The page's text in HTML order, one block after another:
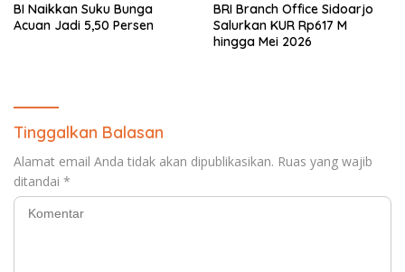
BI Naikkan Suku Bunga
Acuan Jadi 5,50 Persen
BRI Branch Office Sidoarjo
Salurkan KUR Rp617 M
hingga Mei 2026
Tinggalkan Balasan
Alamat email Anda tidak akan dipublikasikan. Ruas yang wajib
ditandai *